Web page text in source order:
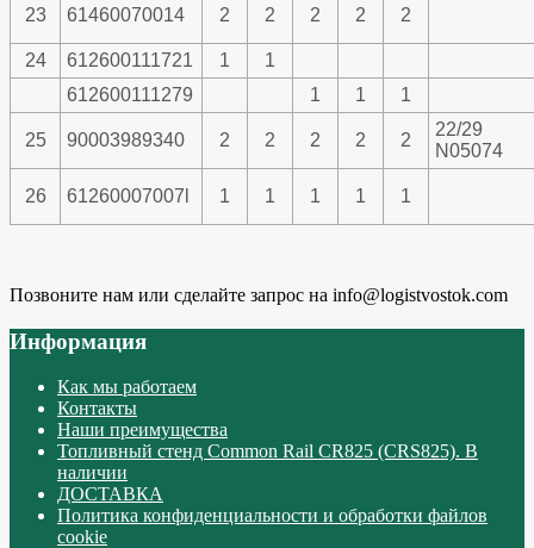
23 61460070014 2 2 2 2 2
24 612600111721 1
1
612600111279
1 1 1
25 90003989340 2 2 2 2 2
22/29
N05074
26 61260007007l 1 1 1 1 1
Позвоните нам или сделайте запрос на info@logistvostok.com
Информация
Как мы работаем
Контакты
Наши преимущества
Топливный стенд Common Rail CR825 (CRS825). В
наличии
ДОСТАВКА
Политика конфиденциальности и обработки файлов
cookie